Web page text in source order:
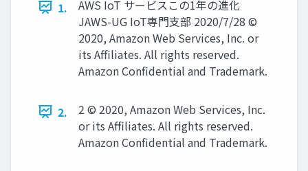
1.
AWS IoT サービスこの1年の進化
JAWS-UG IoT専⾨⽀部 2020/7/28 ©
2020, Amazon Web Services, Inc. or
its Affiliates. All rights reserved.
Amazon Confidential and Trademark.
2.
2 © 2020, Amazon Web Services, Inc.
or its Affiliates. All rights reserved.
Amazon Confidential and Trademark.